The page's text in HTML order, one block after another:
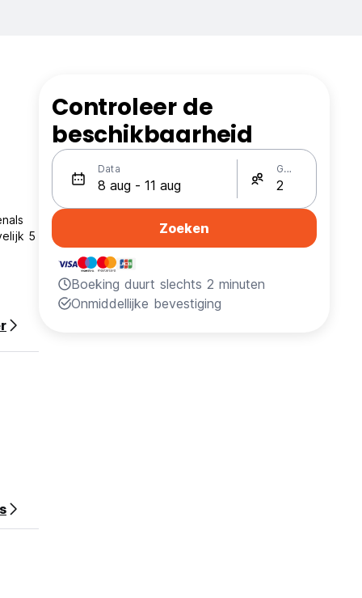
5
Controleer de
beschikbaarheid
Data Gasten
Zoeken
Boeking duurt slechts 2 minuten
Onmiddellijke bevestiging